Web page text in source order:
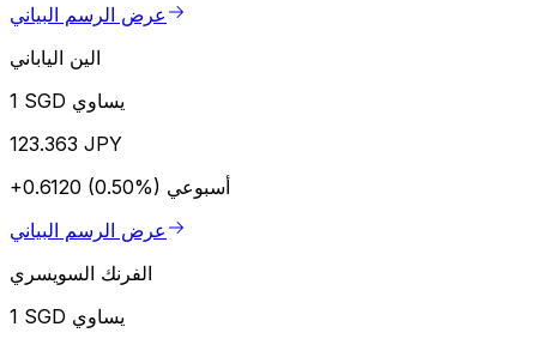
عرض الرسم البياني
الين الياباني
1 SGD يساوي
123.363 JPY
+0.6120 (0.50%) أسبوعي
عرض الرسم البياني
الفرنك السويسري
1 SGD يساوي